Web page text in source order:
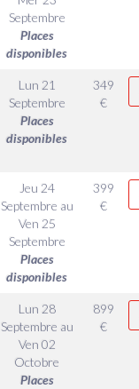
Septembre
Places
disponibles
Lun 21
Septembre
Places
disponibles
349
€
Jeu 24
Septembre au
Ven 25
Septembre
Places
disponibles
399
€
Lun 28
Septembre au
Ven 02
Octobre
Places
899
€